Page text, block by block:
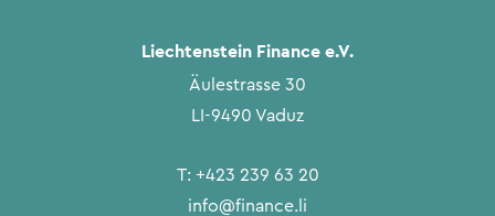
Liechtenstein Finance e.V.
Äulestrasse 30
LI-9490 Vaduz
T: +423 239 63 20
info@finance.li